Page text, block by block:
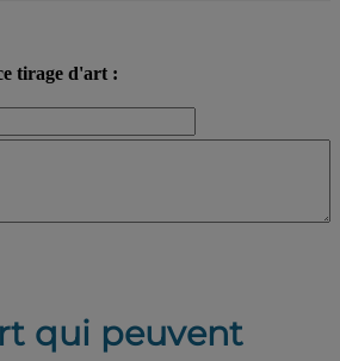
tirage d'art :
qui peuvent